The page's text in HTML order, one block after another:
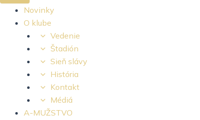
Novinky
O klube
Vedenie
Štadión
Sieň slávy
História
Kontakt
Médiá
A-MUŽSTVO